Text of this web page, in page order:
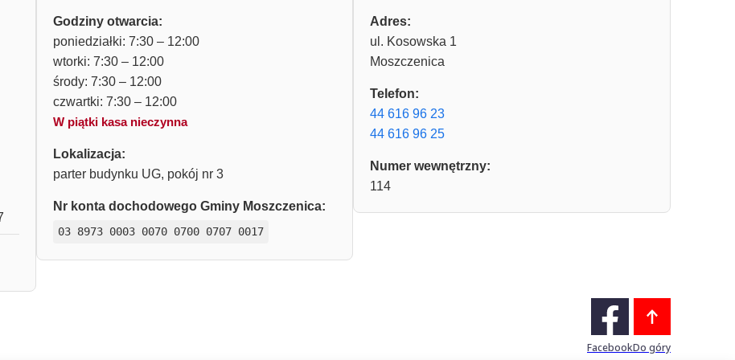
Godziny otwarcia:
poniedziałki: 7:30 – 12:00
wtorki: 7:30 – 12:00
środy: 7:30 – 12:00
czwartki: 7:30 – 12:00
W piątki kasa nieczynna
Lokalizacja:
parter budynku UG, pokój nr 3
Nr konta dochodowego Gminy Moszczenica:
03 8973 0003 0070 0700 0707 0017
Adres:
ul. Kosowska 1
Moszczenica
Telefon:
44 616 96 23
44 616 96 25
Numer wewnętrzny:
114
FacebookDo góry